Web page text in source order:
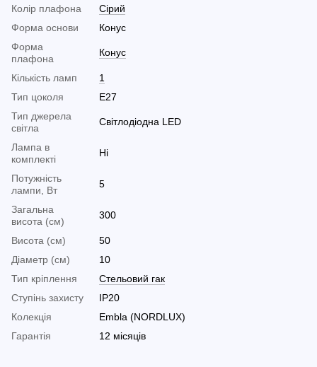
Колір плафона
Сірий
Форма основи
Конус
Форма
плафона
Конус
Кількість ламп
1
Тип цоколя
E27
Тип джерела
світла
Світлодіодна LED
Лампа в
комплекті
Ні
Потужність
лампи, Вт
5
Загальна
висота (см)
300
Висота (см)
50
Діаметр (см)
10
Тип кріплення
Стельовий гак
Ступінь захисту
IP20
Колекція
Embla (NORDLUX)
Гарантія
12 місяців